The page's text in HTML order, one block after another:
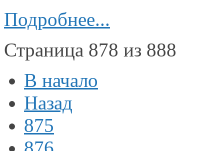
Подробнее...
Страница 878 из 888
В начало
Назад
875